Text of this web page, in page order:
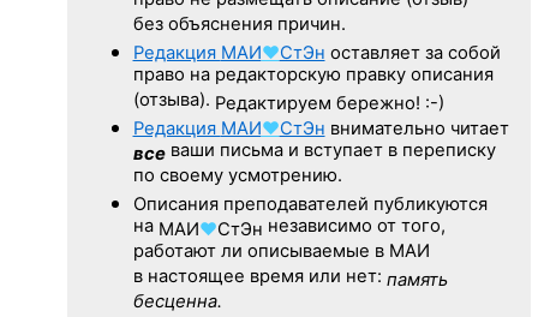
без объяснения причин.
Редакция МАИ♥СтЭн оставляет за собой
право на редакторскую правку описания
(отзыва). Редактируем бережно! :-)
Редакция МАИ♥СтЭн внимательно читает
всеваши письма и вступает в переписку
по своему усмотрению.
Описания преподавателей публикуются
на МАИ♥СтЭн независимо от того,
работают ли описываемые в МАИ
в настоящее время или нет: память
бесценна.